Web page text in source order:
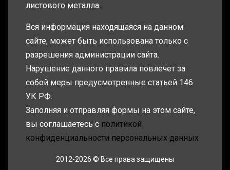
листового металла.
Вся информация находящаяся на данном
сайте, может быть использована только с
разрешения администрации сайта.
Нарушение данного правила повлечет за
собой меры предусмотренные статьей 146
УК РФ.
Заполняя и отправляя формы на этом сайте,
вы соглашаетесь с политикой
конфиденциальности персональных данных
2012-2026 © Все права защищены